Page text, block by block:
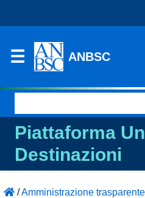
ANBSC
per:
Piattaforma
Destinazioni
/Amministrazione trasparente